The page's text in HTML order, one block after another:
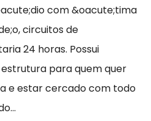
com &oacute;tima
circuitos de
24 horas. Possui
para quem quer
e estar cercado com todo